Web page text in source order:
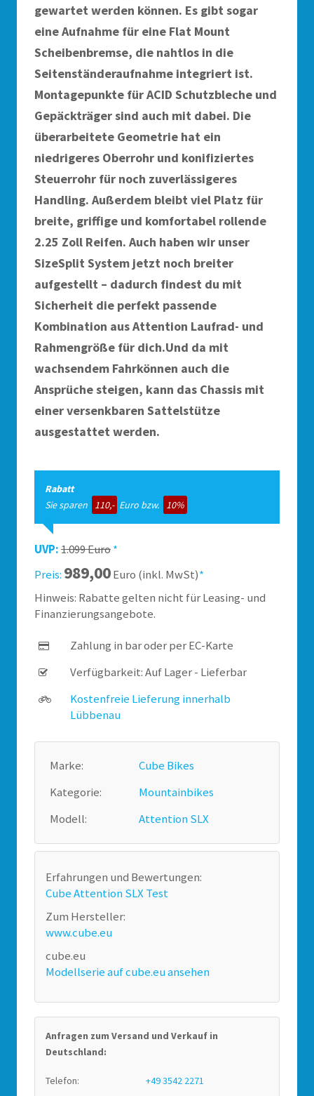
gewartet werden können. Es gibt sogar
eine Aufnahme für eine Flat Mount
Scheibenbremse, die nahtlos in die
Seitenständeraufnahme integriert ist.
Montagepunkte für ACID Schutzbleche und
Gepäckträger sind auch mit dabei. Die
überarbeitete Geometrie hat ein
niedrigeres Oberrohr und konifiziertes
Steuerrohr für noch zuverlässigeres
Handling. Außerdem bleibt viel Platz für
breite, griffige und komfortabel rollende
2.25 Zoll Reifen. Auch haben wir unser
SizeSplit System jetzt noch breiter
aufgestellt – dadurch findest du mit
Sicherheit die perfekt passende
Kombination aus Attention Laufrad- und
Rahmengröße für dich.Und da mit
wachsendem Fahrkönnen auch die
Ansprüche steigen, kann das Chassis mit
einer versenkbaren Sattelstütze
ausgestattet werden.
Rabatt
Sie sparen
110,- Euro bzw. 10%
UVP:1.099 Euro*
Preis: 989,00Euro (inkl. MwSt)*
Hinweis: Rabatte gelten nicht für Leasing- und
Finanzierungsangebote.
Zahlung in bar oder per EC-Karte
Verfügbarkeit: Auf Lager - Lieferbar
Kostenfreie Lieferung innerhalb
Lübbenau
Marke:
Cube Bikes
Kategorie:
Mountainbikes
Modell:
Attention SLX
Erfahrungen und Bewertungen:
Cube Attention SLX Test
Zum Hersteller:
www.cube.eu
cube.eu
Modellserie auf cube.eu ansehen
Anfragen zum Versand und Verkauf in
Deutschland:
Telefon: +49 3542 2271